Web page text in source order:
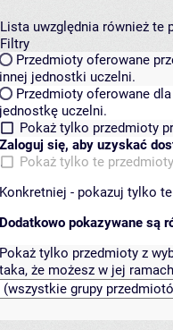
Lista uwzględnia również te
Filtry
Przedmioty oferowane
innej jednostki uczelni.
Przedmioty oferowane
jednostkę uczelni.
Pokaż tylko przedmioty
Zaloguj się, aby uzyskać
Pokaż tylko te
Konkretniej - pokazuj tylko
Dodatkowo pokazywane są
Pokaż tylko przedmioty z
taka, że możesz w jej